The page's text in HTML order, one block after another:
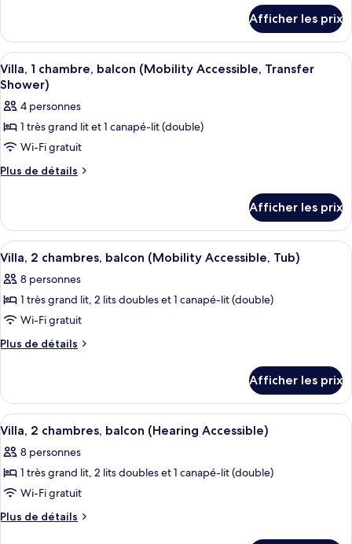
Villa,
chambre,
balcon
(Mobility
Accessible,
Roll-
Shower)
Villa,
chambre,
balcon
(Mobility
Accessible,
Roll-
Shower)
Afficher les prix
Afficher
toutes
photos
pour
ce
type
Villa,
chambre,
balcon
(Mobility
Accessible,
Transfer
Shower)
Une chambre d’hôtel comprenant
8
Villa, 1 chambre, balcon (Mobility Accessible, Transfer
Shower)
4 personnes
1 très grand lit et 1 canapé-lit (double)
Wi-Fi gratuit
Plus de détails
Plus
Villa,
chambre,
(Mobility
Accessible,
Shower)
Afficher les prix
Afficher
toutes
les
photos
pour
ce
chambre :
Villa,
2
chambres,
balcon
(Mobility
Accessible,
Tub)
Une cuisine avec des armoires en
11
Villa, 2 chambres, balcon (Mobility Accessible, Tub)
8 personnes
1 très grand lit, 2 lits doubles et 1 canapé-lit (double)
Wi-Fi gratuit
Plus de détails
Plus
Villa,
chambres,
(Mobility
Accessible,
Afficher les prix
Afficher
toutes
les
photos
pour
ce
Une cuisine avec des armoires en
13
Villa, 2 chambres, balcon (Hearing Accessible)
8 personnes
1 très grand lit, 2 lits doubles et 1 canapé-lit (double)
Wi-Fi gratuit
Plus de détails
Plus